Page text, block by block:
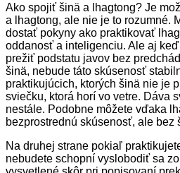
Ako spojiť šinä a lhagtong? Je
a lhagtong, ale nie je to rozumné.
dostať pokyny ako praktikovať
oddanosť a inteligenciu. Ale aj
prežiť podstatu javov bez
šinä, nebude táto skúsenosť
praktikujúcich, ktorých šinä nie je
sviečku, ktorá horí vo vetre. Dáva
nestále. Podobne môžete vďaka
bezprostrednú skúsenosť, ale bez
Na druhej strane pokiaľ
nebudete schopní vyslobodiť sa